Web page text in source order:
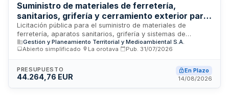
Suministro de materiales de ferretería,
sanitarios, grifería y cerramiento exterior para
nave de almacenamiento de vehículos y
maquinaria forestal de Gesplan
Licitación pública para el suministro de materiales de
ferretería, aparatos sanitarios, grifería y sistemas de
cerramiento exterior destinados a la construcción y
equipamiento de una nave de almacenamiento de vehículos y
contrato, convocado por Gesplan, sociedad mercantil
pública adscrita a la Consejería de Política Territorial,
Gestión y Planeamiento Territorial y Medioambiental S.A.
Abierto simplificado
La orotava Pub. 31/07/2026
PRESUPUESTO
44.264,76 EUR
En Plazo
14/08/2026